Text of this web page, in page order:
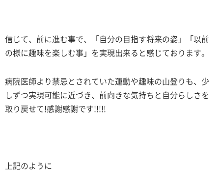
信じて、前に進む事で、「自分の目指す将来の姿」「以前
の様に趣味を楽しむ事」を実現出来ると感じております。
病院医師より禁忌とされていた運動や趣味の山登りも、少
しずつ実現可能に近づき、前向きな気持ちと自分らしさを
取り戻せて!感謝感謝です!!!!!
上記のように